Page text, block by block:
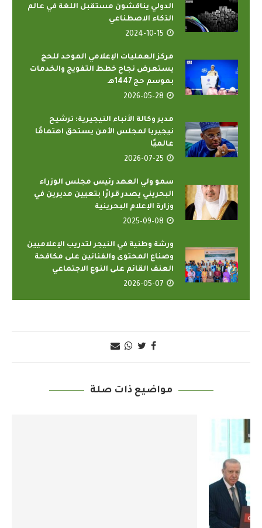
الدولي يناقشون مستقبل اللغة في عالم
الذكاء الاصطناعي
2024-10-15
مركز العمليات الإعلامي الموحد للحج
يستعرض نجاح خطط التفويج والخدمات
بموسم حج 1447هـ
2026-05-28
مدير وكالة الأنباء النيجيرية: ترشيح
نيجيريا لمجلس الأمن يستحق اهتمامًا
عالميًا
2026-07-25
سمو ولي العهد رئيس مجلس الوزراء
البحريني يصدر قرارًا بتعيين مديرين في
وزارة الإعلام البحرينية
2025-09-08
ورشة وطنية في النيجر لتدريب الإعلاميين
وصناع المحتوى والفنانين على مكافحة
العنف القائم على النوع الاجتماعي
2026-05-07
مواضيع ذات صلة